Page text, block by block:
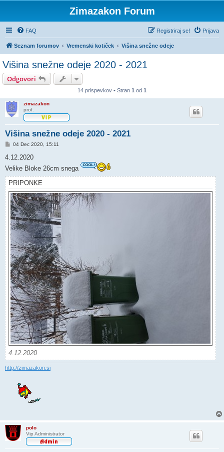
Zimazakon Forum
FAQ Prijava
Registriraj se!
Seznam forumov Vremenski kotiček Višina snežne odeje
Višina snežne odeje 2020 - 2021
Odgovori
14 prispevkov • Stran 1 od 1
zimazakon
prof.
Višina snežne odeje 2020 - 2021
O
g
v
r
04 Dec 2020, 15:11
4.12.2020
Velike Bloke 26cm snega
PRIPONKE
4.12.2020
http://zimazakon.si
polo
Vip Administrator